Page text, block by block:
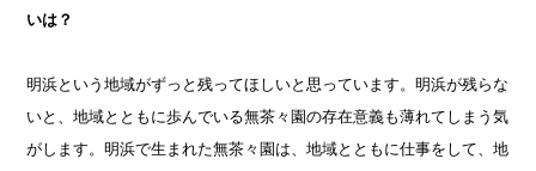
いは？
明浜という地域がずっと残ってほしいと思っています。明浜が残らな
いと、地域とともに歩んでいる無茶々園の存在意義も薄れてしまう気
がします。明浜で生まれた無茶々園は、地域とともに仕事をして、地